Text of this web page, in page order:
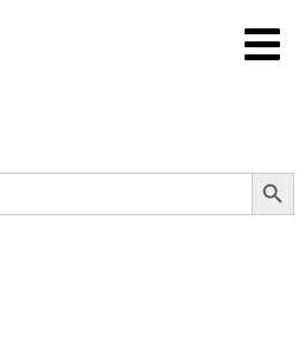
Search Button